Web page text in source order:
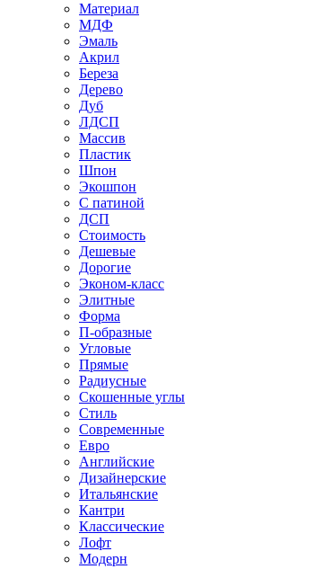
Материал
МДФ
Эмаль
Акрил
Береза
Дерево
Дуб
ЛДСП
Массив
Пластик
Шпон
Экошпон
С патиной
ДСП
Стоимость
Дешевые
Дорогие
Эконом-класс
Элитные
Форма
П-образные
Угловые
Прямые
Радиусные
Скошенные углы
Стиль
Современные
Евро
Английские
Дизайнерские
Итальянские
Кантри
Классические
Лофт
Модерн